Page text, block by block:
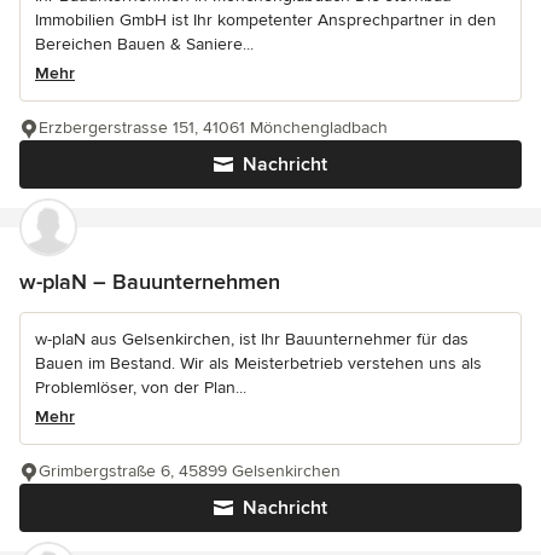
Immobilien GmbH ist Ihr kompetenter Ansprechpartner in den
Bereichen Bauen & Saniere...
Mehr
Nachricht
Erzbergerstrasse 151, 41061 Mönchengladbach
w-plaN – Bauunternehmen
w-plaN aus Gelsenkirchen, ist Ihr Bauunternehmer für das
Bauen im Bestand. Wir als Meisterbetrieb verstehen uns als
Problemlöser, von der Plan...
Mehr
Nachricht
Grimbergstraße 6, 45899 Gelsenkirchen